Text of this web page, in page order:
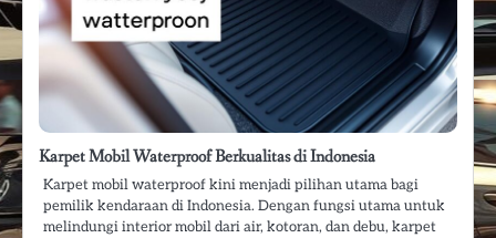
Karpet Mobil Waterproof Berkualitas di Indonesia
Karpet mobil waterproof kini menjadi pilihan utama bagi
pemilik kendaraan di Indonesia. Dengan fungsi utama untuk
melindungi interior mobil dari air, kotoran, dan debu, karpet